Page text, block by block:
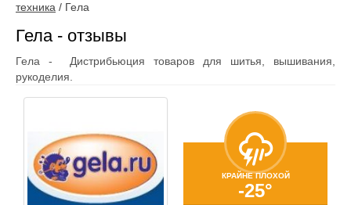
техника / Гела
Гела - отзывы
Гела - Дистрибьюция товаров для шитья, вышивания,
рукоделия.
КРАЙНЕ ПЛОХОЙ
-25°